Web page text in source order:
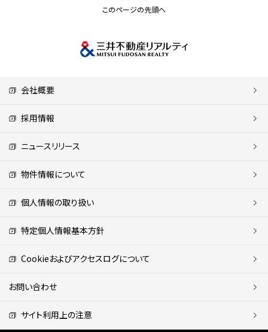
このページの先頭へ
会社概要
採用情報
ニュースリリース
物件情報について
個人情報の取り扱い
特定個人情報基本方針
Cookieおよびアクセスログについて
お問い合わせ
サイト利用上の注意